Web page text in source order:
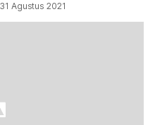
31 Agustus 2021